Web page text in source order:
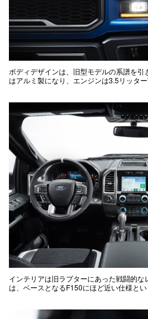
ボディデザインは、旧型モデルの系譜を
はアルミ製になり、エンジンは3.5リッター
インテリアは旧ラプターにあった戦闘的な
は、ベースとなるF150にほど近い仕様とい